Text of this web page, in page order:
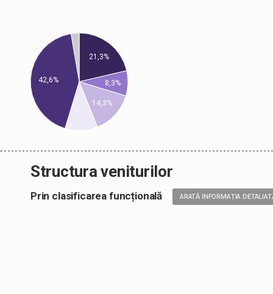
21,3%
8,3%
14,3%
42,6%
Structura veniturilor
Prin clasificarea funcțională ARATĂ INFORMAȚIA